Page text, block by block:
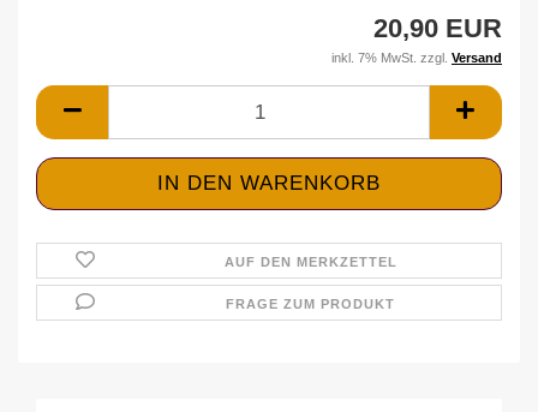
20,90 EUR
inkl. 7% MwSt. zzgl. Versand
AUF DEN MERKZETTEL
FRAGE ZUM PRODUKT